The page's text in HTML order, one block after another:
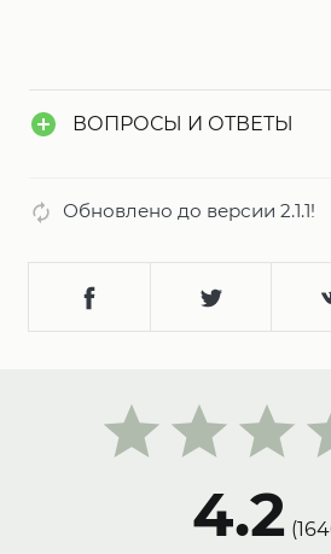
ВОПРОСЫ И ОТВЕТЫ
Обновлено до версии 2.1.1!
4.2 (